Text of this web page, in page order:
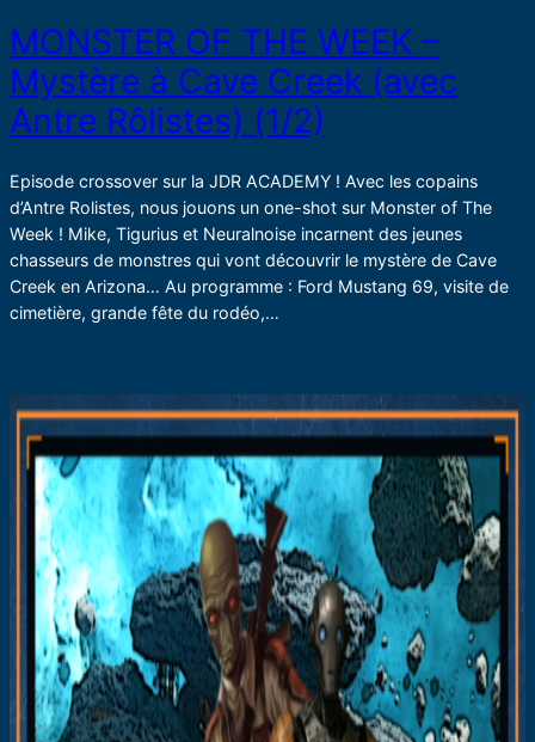
MONSTER OF THE WEEK –
Mystère à Cave Creek (avec
Antre Rôlistes) (1/2)
Episode crossover sur la JDR ACADEMY ! Avec les copains
d’Antre Rolistes, nous jouons un one-shot sur Monster of The
Week ! Mike, Tigurius et Neuralnoise incarnent des jeunes
chasseurs de monstres qui vont découvrir le mystère de Cave
Creek en Arizona… Au programme : Ford Mustang 69, visite de
cimetière, grande fête du rodéo,…